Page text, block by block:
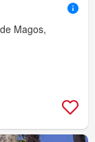
Magos,